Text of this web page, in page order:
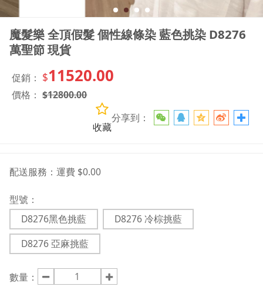
魔髮樂 全頂假髮 個性線條染 藍色挑染 D8276
萬聖節 現貨
促銷： $11520.00
價格：$12800.00
分享到：
收藏
配送服務： 運費 $0.00
型號：
D8276黑色挑藍
D8276 冷棕挑藍
D8276 亞麻挑藍
數量：